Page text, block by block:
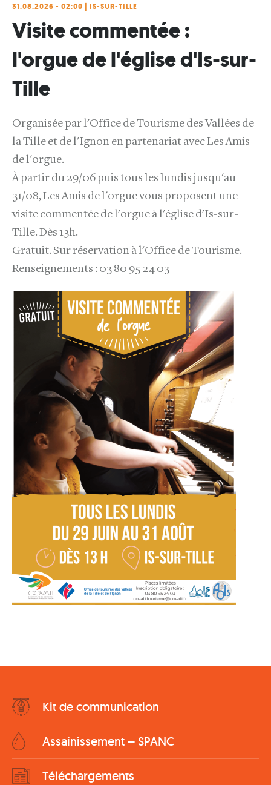
31.08.2026 - 02:00 | IS-SUR-TILLE
Visite commentée :
l'orgue de l'église d'Is-sur-
Tille
Organisée par l'Office de Tourisme des Vallées de
la Tille et de l'Ignon en partenariat avec Les Amis
de l'orgue.
À partir du 29/06 puis tous les lundis jusqu'au
31/08, Les Amis de l'orgue vous proposent une
visite commentée de l'orgue à l'église d'Is-sur-
Tille. Dès 13h.
Gratuit. Sur réservation à l'Office de Tourisme.
Renseignements : 03 80 95 24 03
Menu
Kit de communication
Assainissement – SPANC
Téléchargements